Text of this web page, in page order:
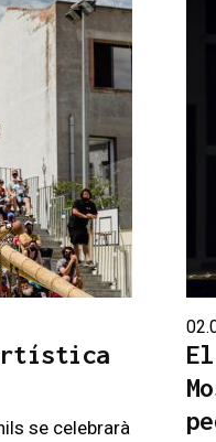
se celebrarà